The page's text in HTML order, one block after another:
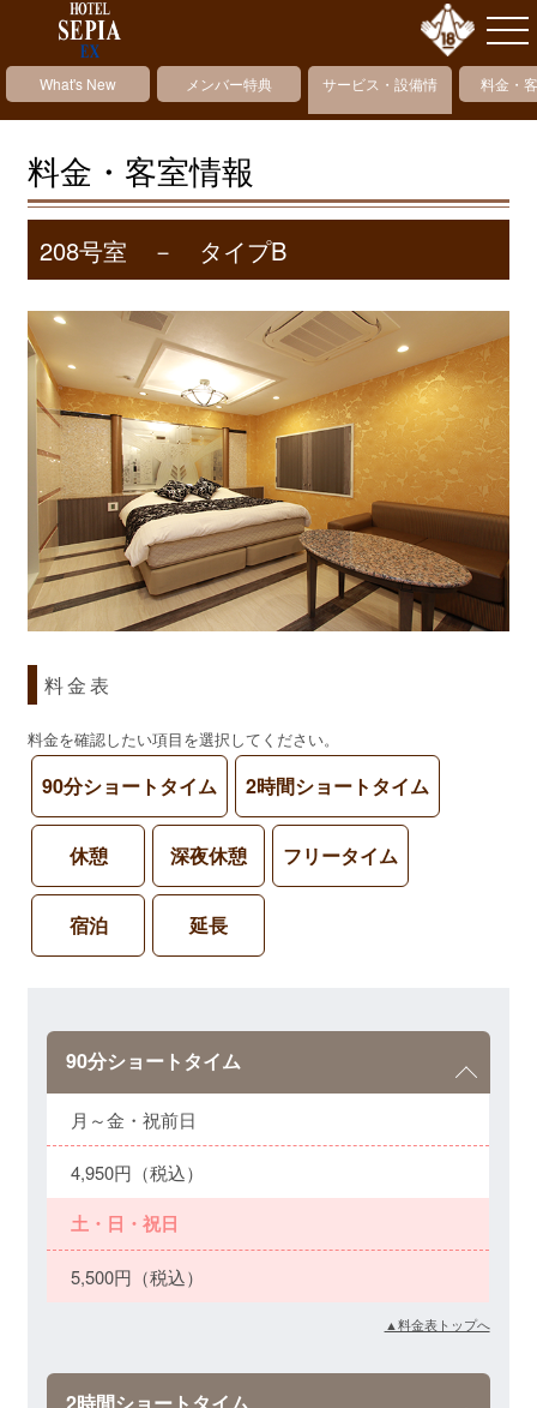
What's New メンバー特典
サービス・設備情
報
料金・
料金・客室情報
208号室 － タイプB
料金表
料金を確認したい項目を選択してください。
90分ショートタイム 2時間ショートタイム
休憩 深夜休憩 フリータイム
宿泊 延長
90分ショートタイム
月～金・祝前日
4,950円（税込）
土・日・祝日
5,500円（税込）
▲料金表トップへ